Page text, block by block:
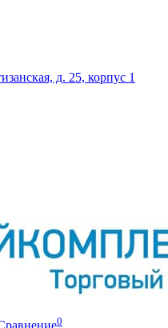
д. 25, корпус 1
0